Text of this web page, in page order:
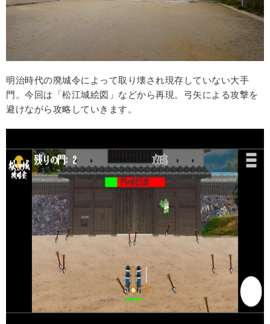
明治時代の廃城令によって取り壊され現存していない大手
門。今回は「松江城絵図」などから再現。弓矢による攻撃を
避けながら攻略していきます。